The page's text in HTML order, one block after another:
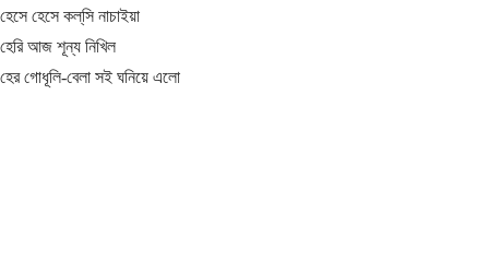
হেসে হেসে কল্‌সি নাচাইয়া
হেরি আজ শূন্য নিখিল
হের গোধূলি-বেলা সই ঘনিয়ে এলো